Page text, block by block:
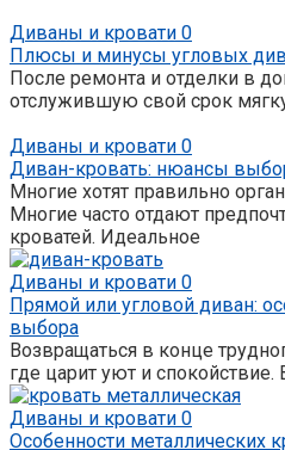
Диваны и кровати 0
Плюсы и минусы угловых
После ремонта и отделки в
отслужившую свой срок
Диваны и кровати 0
Диван-кровать: нюансы
Многие хотят правильно
Многие часто отдают
кроватей. Идеальное
Диваны и кровати 0
Прямой или угловой диван:
выбора
Возвращаться в конце
где царит уют и
Диваны и кровати 0
Особенности металлических